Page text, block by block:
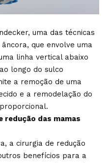
uma das técnicas
que envolve uma
linha vertical abaixo
longo do sulco
a remoção de uma
e a remodelação do
redução das mamas
a cirurgia de redução
benefícios para a